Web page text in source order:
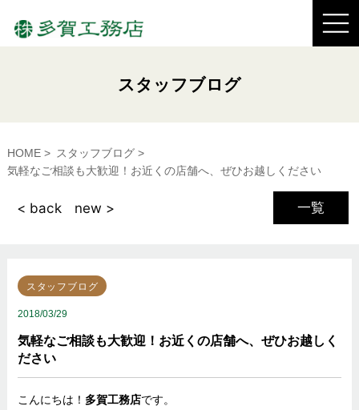
スタッフブログ
HOME
スタッフブログ
気軽なご相談も大歓迎！お近くの店舗へ、ぜひお越しください
< back new > 一覧
スタッフブログ
2018/03/29
気軽なご相談も大歓迎！お近くの店舗へ、ぜひお越しく
ださい
こんにちは！ 多賀工務店です。